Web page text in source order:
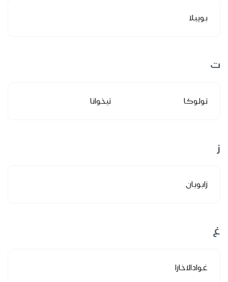
بويبلا
ت
تولوكا تيخوانا
ز
زابوبان
غ
غوادالاخارا